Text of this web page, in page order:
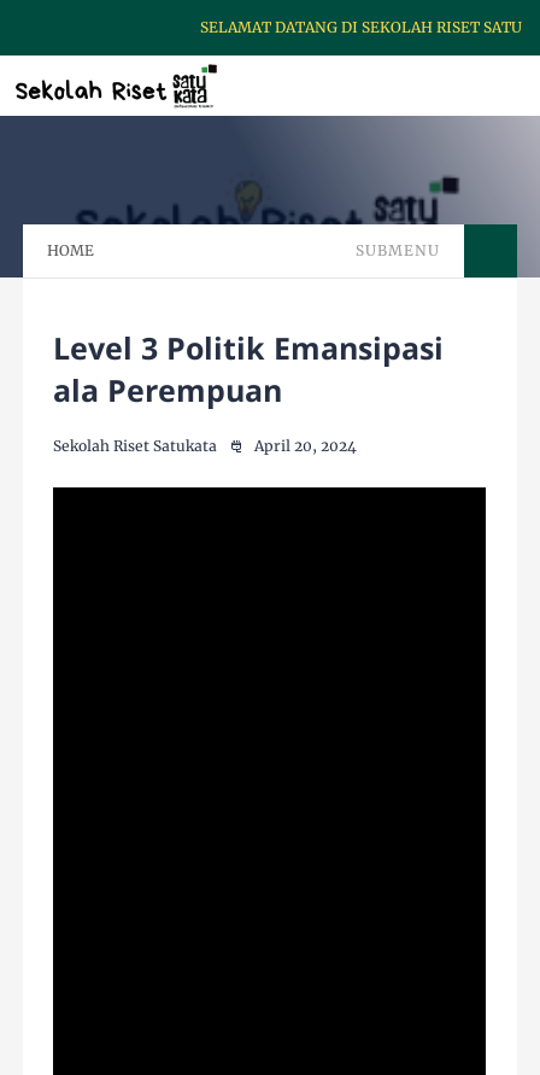
SELAMAT DATANG DI SEKOLAH RISET
HOME SUBMENU
Level 3 Politik Emansipasi
ala Perempuan
Sekolah Riset Satukata April 20, 2024